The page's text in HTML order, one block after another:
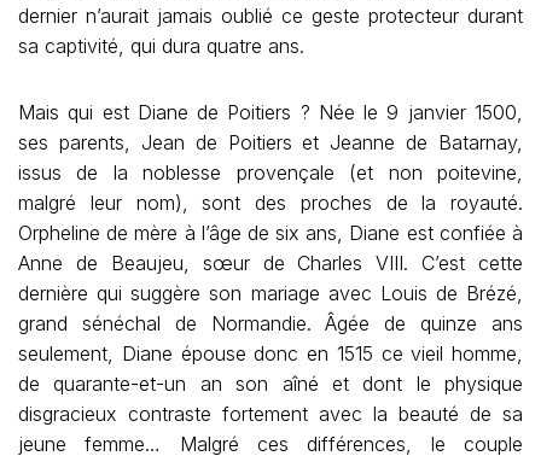
dernier n’aurait jamais oublié ce geste protecteur durant
sa captivité, qui dura quatre ans.
Mais qui est Diane de Poitiers ? Née le 9 janvier 1500,
ses parents, Jean de Poitiers et Jeanne de Batarnay,
issus de la noblesse provençale (et non poitevine,
malgré leur nom), sont des proches de la royauté.
Orpheline de mère à l’âge de six ans, Diane est confiée à
Anne de Beaujeu, sœur de Charles VIII. C’est cette
dernière qui suggère son mariage avec Louis de Brézé,
grand sénéchal de Normandie. Âgée de quinze ans
seulement, Diane épouse donc en 1515 ce vieil homme,
de quarante-et-un an son aîné et dont le physique
disgracieux contraste fortement avec la beauté de sa
jeune femme… Malgré ces différences, le couple